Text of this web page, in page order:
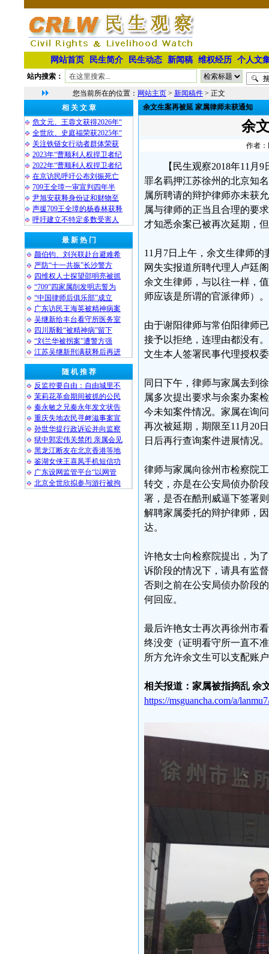
网站首页 民生简介 民生动态 新闻稿 维权经历 个人文
站内搜索：
您当前所在的位置： 网站主页 > 新闻稿件 > 正文
相 关 文 章
危文元、王蓉文获得2026年“
全世欣、史庭福荣获2025年“
关注铁链女行动者群体荣获
2023年“曹顺利人权捍卫者纪
2022年“曹顺利人权捍卫者纪
在京访民呼吁公布刘振死亡
709王全璋一审宣判四年半
尹旭安获释身份证和财物至
声援709王全璋的杨春林获释
呼吁建立不特定多数受害人
最 新 热 门
颜伯钧、刘兴联赴台避难希
严防“十一共振”长沙警方
四维权人士探望邵明亮被抓
“709”四家属削发明志誓为
“中国律师后俱乐部”成立
广东访民王海英被精神病案
吴继新给丰台看守所医务室
四川斯毅“被精神病”留下
“刘兰华被拐案”遭警方强
江苏吴继新刑满获释后再进
随 机 推 荐
反监控要自由：自由城里不
茉莉花革命期间被抓的公民
秦永敏之兄秦永年发文状告
重庆失地农民寻衅滋事案宣
孙世华提行政诉讼并向监察
狱中郭宏伟关禁闭 亲属会见
黑龙江断友在北京香港等地
鉴湖女侠王喜凤手机短信功
广东设网监管平台“以网管
北京全世欣拟参与游行被拘
余文生案再被延 家属律师未获通知
余
作者：
【民生观察2018年11月
罪名羁押江苏徐州的北京知
属所聘请的辩护律师亦未获
属与律师的正当且合理的要
才知悉余案已被再次延期，
11月7日上午，余文生律师
网失实报道所聘代理人卢廷
余文生律师，与以往一样，
师应该是所谓的官派律师）。
由于谢阳律师与常伯阳律师
接予以拒绝，连理由都没有
文生本人签署民事代理授权
同日下午，律师与家属去到
属多次提出要求与余案办案
今未知案件情况。家属在询
再次被延期，期限至11月20
日后再行查询案件进展情况。
律师与家属向徐州市检察院
转交，亦是在公安局侦办阶
署，是否在酷刑威逼下签署
解聘家属委托的辩护律师，
达。
许艳女士向检察院提出，为
诉阶段的情况下，请具有监
否则之前在公安局侦办阶段
何回应。
最后许艳女士再次再徐州市
终没变（证明看守所一直不
所方允许余文生可以支配账
相关报道：家属被指捣乱 余
https://msguancha.com/a/